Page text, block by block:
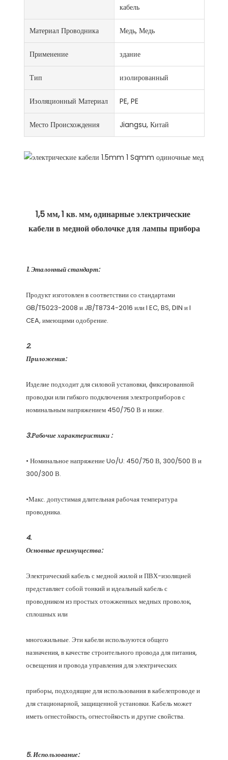
кабель
Материал Проводника Медь, Медь
Применение здание
Тип изолированный
Изоляционный Материал PE, PE
Место Происхождения Jiangsu, Китай
1,5 мм, 1 кв. мм, одинарные электрические
кабели в медной оболочке для лампы прибора
1. Эталонный стандарт:
Продукт изготовлен в соответствии со стандартами
GB/T5023-2008 и JB/T8734-2016 или I EC, BS, DIN и I
Приложения:
Изделие подходит для силовой установки, фиксированной
проводки или гибкого подключения электроприборов с
3.Рабочие характеристики :
• Номинальное напряжение Uo/U: 450/750 В, 300/500 В и
•Макс. допустимая длительная рабочая температура
Основные преимущества:
Электрический кабель с медной жилой и ПВХ-изоляцией
представляет собой тонкий и идеальный кабель с
проводником из простых отожженных медных проволок,
многожильные. Эти кабели используются общего
назначения, в качестве строительного провода для питания,
приборы, подходящие для использования в кабелепроводе и
для стационарной, защищенной установки. Кабель может
5. Использование: